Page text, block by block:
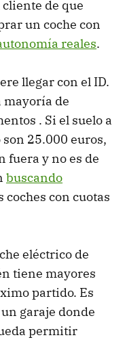
de que
un coche con
reales.
llegar con el ID.
mayoría de
. Si el suelo a
25.000 euros,
fuera y no es de
buscando
con cuotas
eléctrico de
tiene mayores
partido. Es
garaje donde
permitir